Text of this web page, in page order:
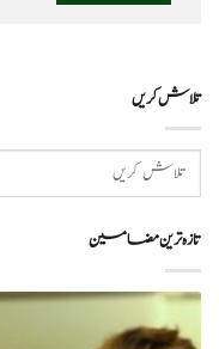
تلاش کریں
تازہ ترین مضامین